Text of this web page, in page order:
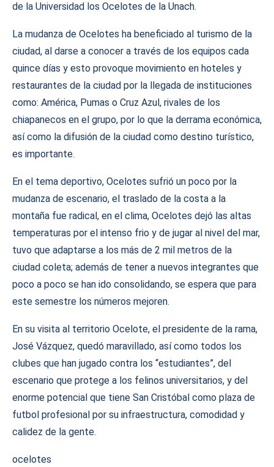
de la Universidad los Ocelotes de la Unach.
La mudanza de Ocelotes ha beneficiado al turismo de la
ciudad, al darse a conocer a través de los equipos cada
quince días y esto provoque movimiento en hoteles y
restaurantes de la ciudad por la llegada de instituciones
como: América, Pumas o Cruz Azul, rivales de los
chiapanecos en el grupo, por lo que la derrama económica,
así como la difusión de la ciudad como destino turístico,
es importante.
En el tema deportivo, Ocelotes sufrió un poco por la
mudanza de escenario, el traslado de la costa a la
montaña fue radical, en el clima, Ocelotes dejó las altas
temperaturas por el intenso frio y de jugar al nivel del mar,
tuvo que adaptarse a los más de 2 mil metros de la
ciudad coleta; además de tener a nuevos integrantes que
poco a poco se han ido consolidando, se espera que para
este semestre los números mejoren.
En su visita al territorio Ocelote, el presidente de la rama,
José Vázquez, quedó maravillado, así como todos los
clubes que han jugado contra los “estudiantes”, del
escenario que protege a los felinos universitarios, y del
enorme potencial que tiene San Cristóbal como plaza de
futbol profesional por su infraestructura, comodidad y
calidez de la gente.
ocelotes